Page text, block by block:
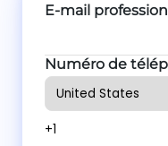
E-mail
Numéro de